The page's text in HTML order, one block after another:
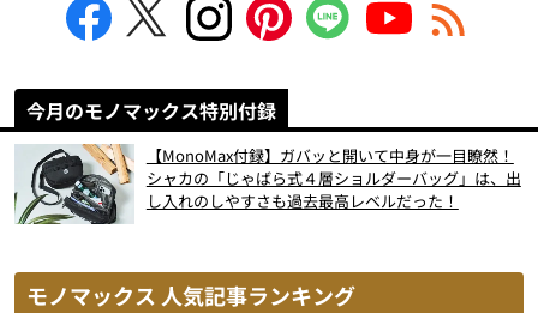
今月のモノマックス特別付録
【MonoMax付録】ガバッと開いて中身が一目瞭然！
シャカの「じゃばら式４層ショルダーバッグ」は、出
し入れのしやすさも過去最高レベルだった！
モノマックス 人気記事ランキング